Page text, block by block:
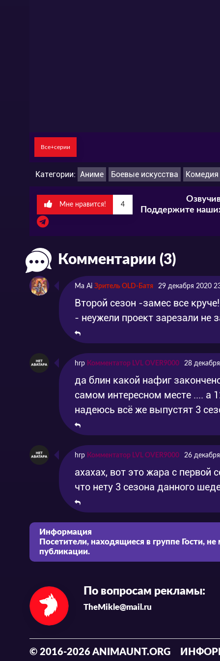
Все+серии
Категории: Аниме Боевые искусства Комедия
Мне нравится! 4
Поддержите
Комментарии (3)
Ma Ai Зритель OLD-Батя 29 декабря 2020
Второй сезон -замес все
- неужели проект зарезали не
hrp Комментатор LVL OVER9000 28
да блин какой нафиг
самом интересном месте .... а
надеюсь всё же выпустят 3
hrp Комментатор LVL OVER9000 26
ахахах, вот это жара с первой
что нету 3 сезона данного
Информация
Посетители, находящиеся в группе Гости, не
публикации.
По вопросам рекламы:
TheMikle@mail.ru
© 2016-2026 ANIMAUNT.ORG